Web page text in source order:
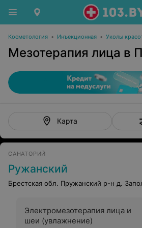
Косметология • Инъекционная • Уколы
Мезотерапия лица в
Карта
САНАТОРИЙ
Ружанский
Брестская обл. Пружанский р-н д.
Электромезотерапия лица и
шеи (увлажнение)